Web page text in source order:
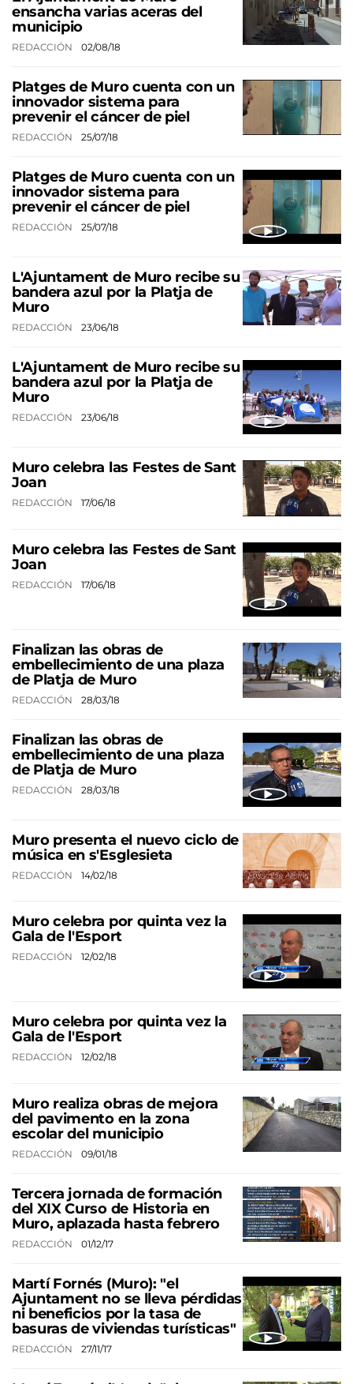
ensancha varias aceras del
municipio
REDACCIÓN 02/08/18
Platges de Muro cuenta con un
innovador sistema para
prevenir el cáncer de piel
REDACCIÓN 25/07/18
Platges de Muro cuenta con un
innovador sistema para
prevenir el cáncer de piel
REDACCIÓN 25/07/18
L'Ajuntament de Muro recibe su
bandera azul por la Platja de
Muro
REDACCIÓN 23/06/18
L'Ajuntament de Muro recibe su
bandera azul por la Platja de
Muro
REDACCIÓN 23/06/18
Muro celebra las Festes de Sant
Joan
REDACCIÓN 17/06/18
Muro celebra las Festes de Sant
Joan
REDACCIÓN 17/06/18
Finalizan las obras de
embellecimiento de una plaza
de Platja de Muro
REDACCIÓN 28/03/18
Finalizan las obras de
embellecimiento de una plaza
de Platja de Muro
REDACCIÓN 28/03/18
Muro presenta el nuevo ciclo de
música en s'Esglesieta
REDACCIÓN 14/02/18
Muro celebra por quinta vez la
Gala de l'Esport
REDACCIÓN 12/02/18
Muro celebra por quinta vez la
Gala de l'Esport
REDACCIÓN 12/02/18
Muro realiza obras de mejora
del pavimento en la zona
escolar del municipio
REDACCIÓN 09/01/18
Tercera jornada de formación
del XIX Curso de Historia en
Muro, aplazada hasta febrero
REDACCIÓN 01/12/17
Martí Fornés (Muro): "el
Ajuntament no se lleva pérdidas
ni beneficios por la tasa de
basuras de viviendas turísticas"
REDACCIÓN 27/11/17